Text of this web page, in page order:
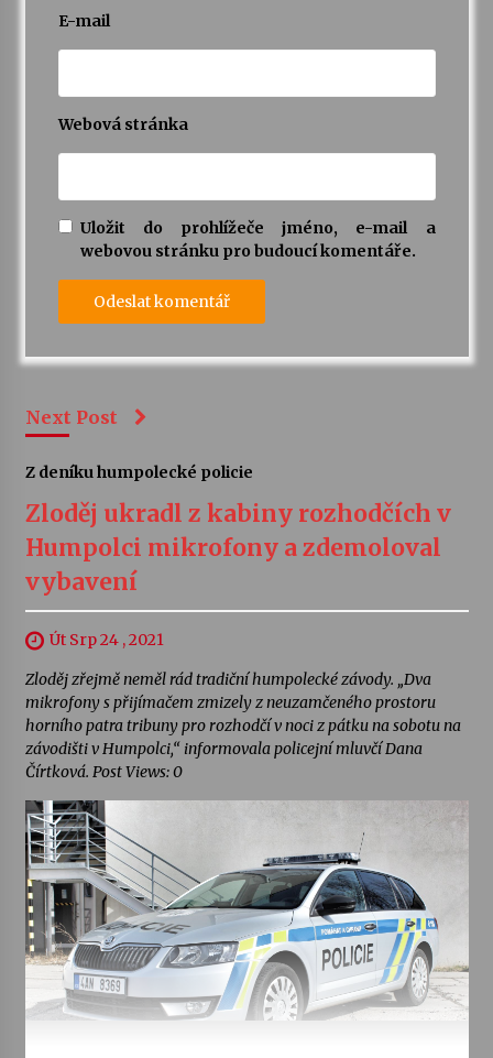
E-mail
Webová stránka
Uložit do prohlížeče jméno, e-mail a
webovou stránku pro budoucí komentáře.
Next Post
Z deníku humpolecké policie
Zloděj ukradl z kabiny rozhodčích v
Humpolci mikrofony a zdemoloval
vybavení
Út Srp 24 , 2021
Zloděj zřejmě neměl rád tradiční humpolecké závody. „Dva
mikrofony s přijímačem zmizely z neuzamčeného prostoru
horního patra tribuny pro rozhodčí v noci z pátku na sobotu na
závodišti v Humpolci,“ informovala policejní mluvčí Dana
Čírtková. Post Views: 0